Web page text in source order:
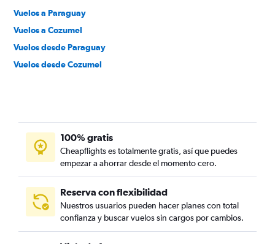
Vuelos a Paraguay
Vuelos a Cozumel
Vuelos desde Paraguay
Vuelos desde Cozumel
100% gratis
Cheapflights es totalmente gratis, así que puedes
empezar a ahorrar desde el momento cero.
Reserva con flexibilidad
Nuestros usuarios pueden hacer planes con total
confianza y buscar vuelos sin cargos por cambios.